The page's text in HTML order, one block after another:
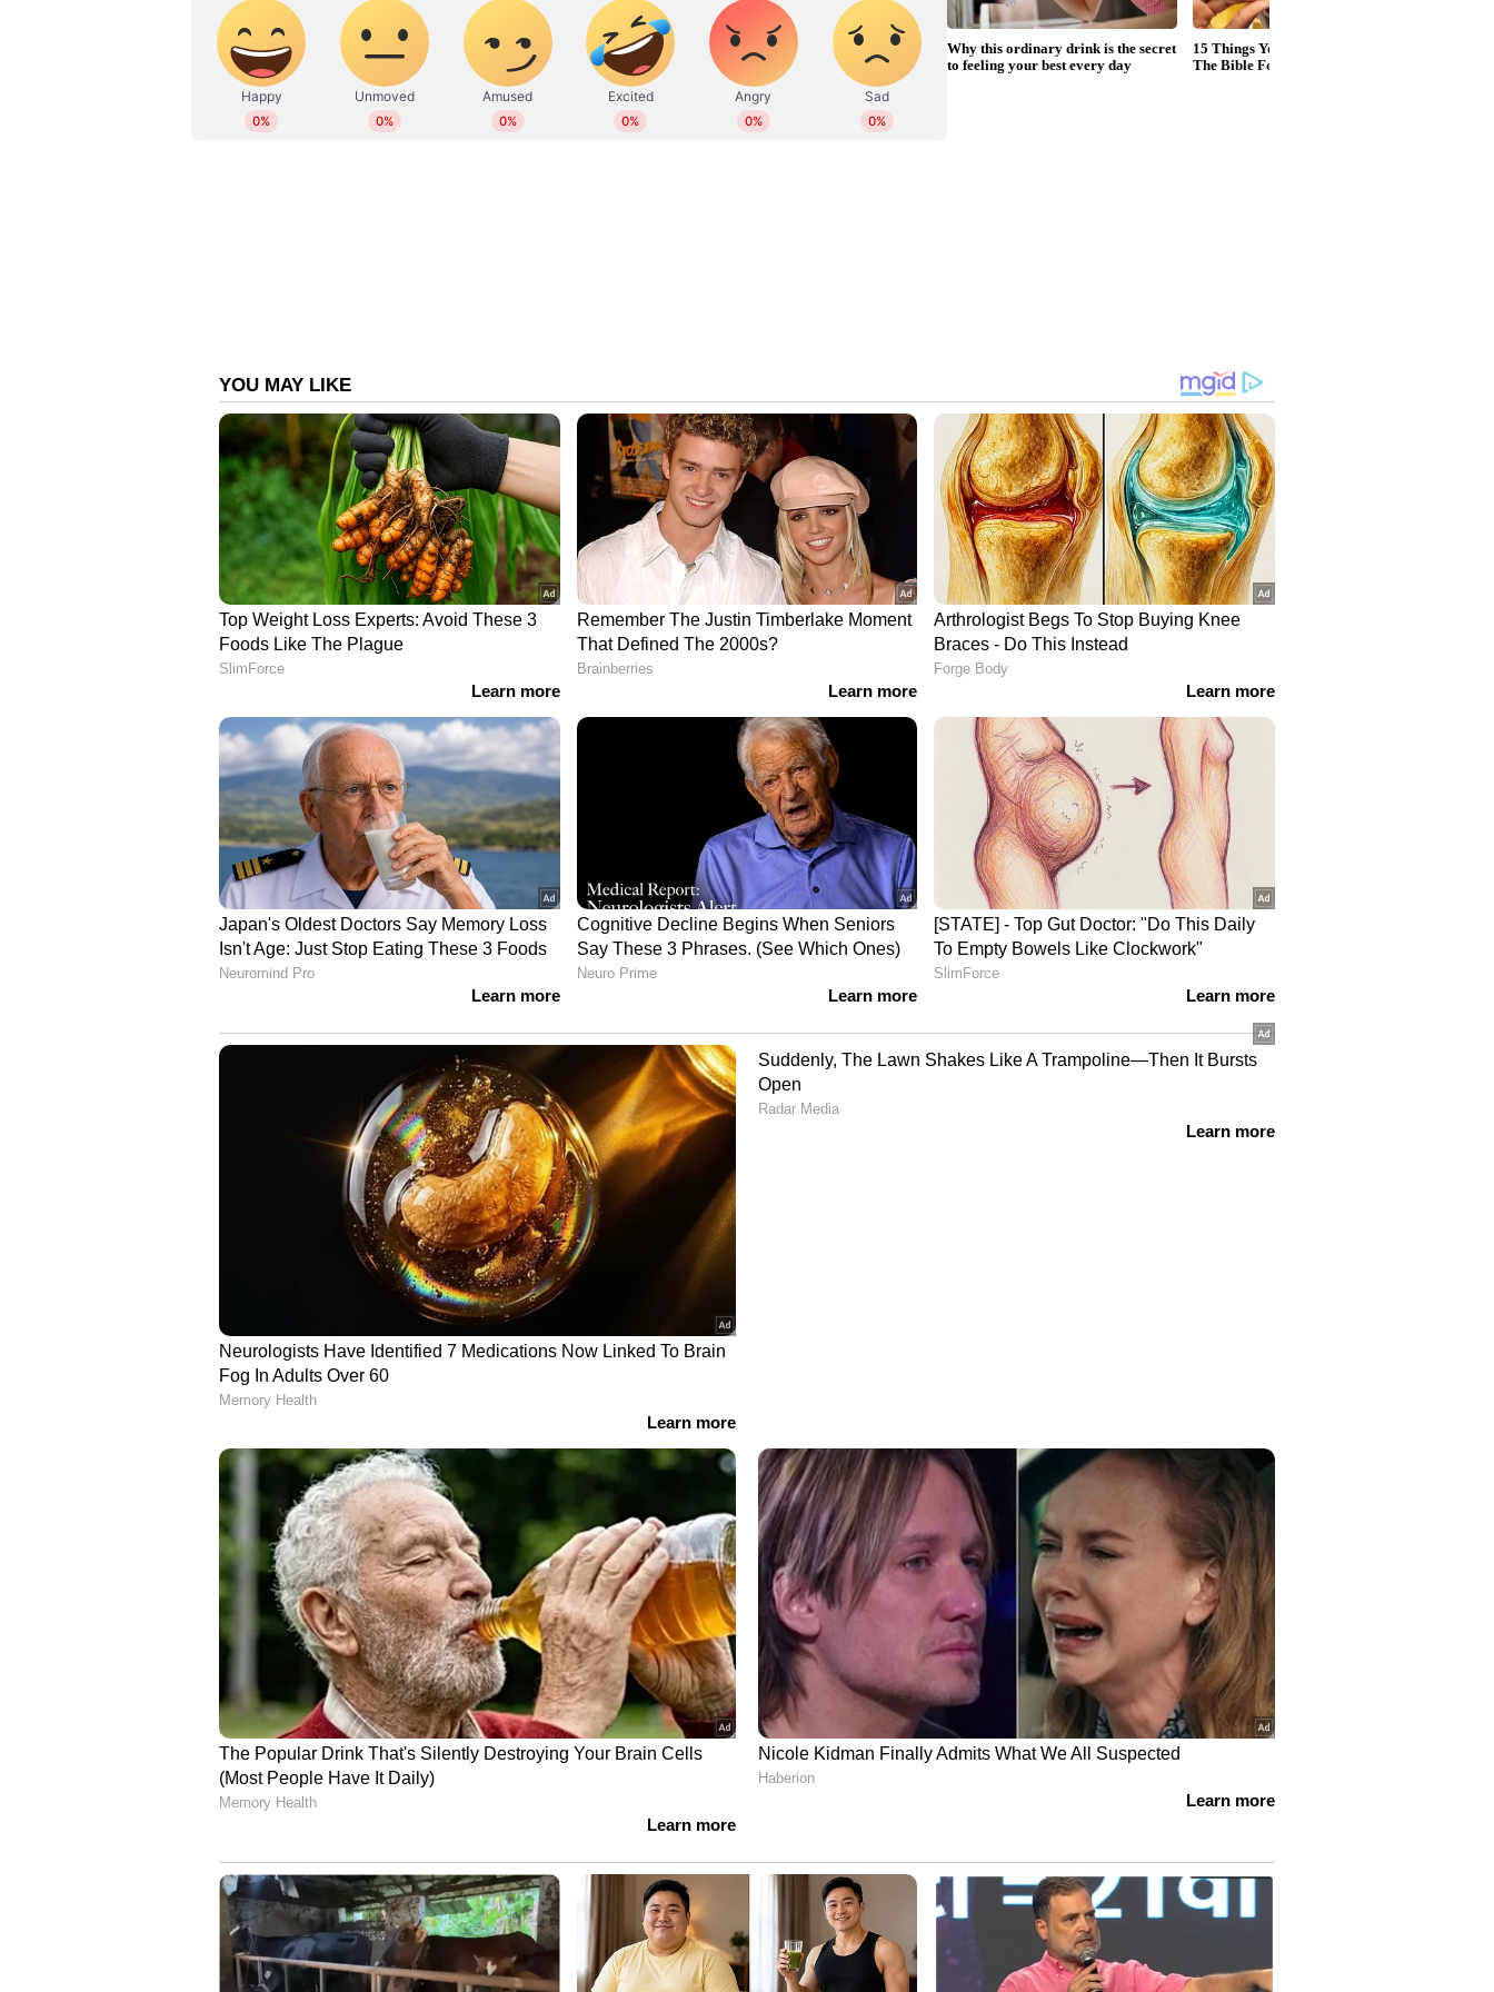
രക്ഷിതാക്കള്‍ക്കൊപ്പം പൊലീസ് സ്റ്റേഷലിനെത്തിയ പെണ്‍കുട്ടി സംഭവിച്ച തെറ്റില്‍ മാപ്പ്
പറഞ്ഞു. ഇതോടെയാണ് പെണ്‍കുട്ടിയുടെ ഭാവിയെക്കരുതി തുടര്‍ നടപടികള്‍
അവസാനിപ്പിക്കാന്‍ പൊലീസ് തീരുമാനിച്ചത്.അതേ സമയം സംഭവത്തില്‍ ആഭ്യന്തര
അന്വേഷണം തുടരാനാണ് മെഡിക്കല്‍ കോളേജ് അധികൃതരുടെ തീരുമാനം.
ആരോഗ്യമന്ത്രിയുടെ നിര്‍ദേശപ്രകാരം മെഡിക്കല്‍ വിദ്യാഭ്യാസ ഡയറക്ടറാണ്
സംഭവത്തെക്കുറിച്ച് അന്വേഷിക്കുന്നത്.
ഹോസ്റ്റൽ സമയ നിയന്ത്രണം: ആണധികാര വ്യവസ്ഥയുടെ ഭാഗം, പരിഷ്കൃത
സമൂഹത്തിന് യോജിച്ചതല്ല: കേരള ഹൈക്കോടതി
WD Web Desk